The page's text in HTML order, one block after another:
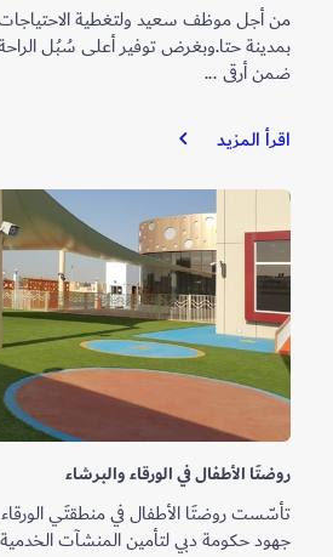
من أجل موظف سعيد ولتغطية الاحتياجات
بمدينة حتا.وبغرض توفير أعلى سُبُل
ضمن أرقى ...
اقرأ المزيد
مجمع
موظفي
البلدية
بمنطقة
حتا
روضتَا الأطفال في الورقاء والبرشاء
تأسّست روضتَا الأطفال في منطقتَي
جهود حكومة دبي لتأمين المنشآت